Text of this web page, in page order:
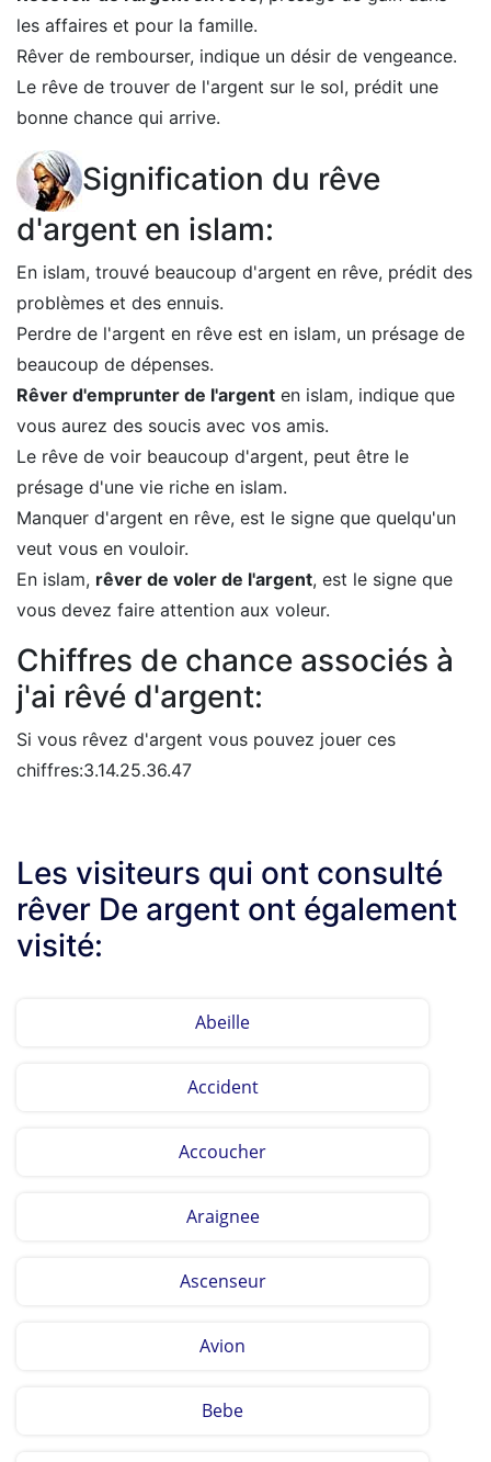
les affaires et pour la famille.
Rêver de rembourser, indique un désir de vengeance.
Le rêve de trouver de l'argent sur le sol, prédit une
bonne chance qui arrive.
Signification du rêve
d'argent en islam:
En islam, trouvé beaucoup d'argent en rêve, prédit des
problèmes et des ennuis.
Perdre de l'argent en rêve est en islam, un présage de
beaucoup de dépenses.
Rêver d'emprunter de l'argent en islam, indique que
vous aurez des soucis avec vos amis.
Le rêve de voir beaucoup d'argent, peut être le
présage d'une vie riche en islam.
Manquer d'argent en rêve, est le signe que quelqu'un
veut vous en vouloir.
En islam, rêver de voler de l'argent, est le signe que
vous devez faire attention aux voleur.
Chiffres de chance associés à
j'ai rêvé d'argent:
Si vous rêvez d'argent vous pouvez jouer ces
chiffres:3.14.25.36.47
Les visiteurs qui ont consulté
rêver De argent ont également
visité:
Abeille
Accident
Accoucher
Araignee
Ascenseur
Avion
Bebe